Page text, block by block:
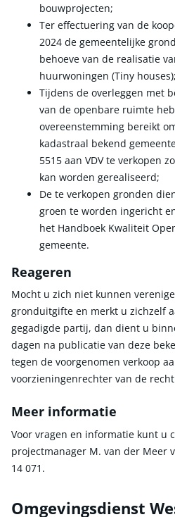
bouwprojecten;
Ter effectuering van de
2024 de gemeentelijke
behoeve van de realisatie
huurwoningen (Tiny houses);
Tijdens de overleggen met
van de openbare ruimte
overeenstemming bereikt
kadastraal bekend
5515 aan VDV te verkopen
kan worden gerealiseerd;
De te verkopen gronden
groen te worden ingericht
het Handboek Kwaliteit
gemeente.
Reageren
Mocht u zich niet kunnen
gronduitgifte en merkt u zichzelf
gegadigde partij, dan dient u
dagen na publicatie van deze
tegen de voorgenomen verkoop
voorzieningenrechter van de
Meer informatie
Voor vragen en informatie kunt u
projectmanager M. van der Meer
14 071.
Omgevingsdienst